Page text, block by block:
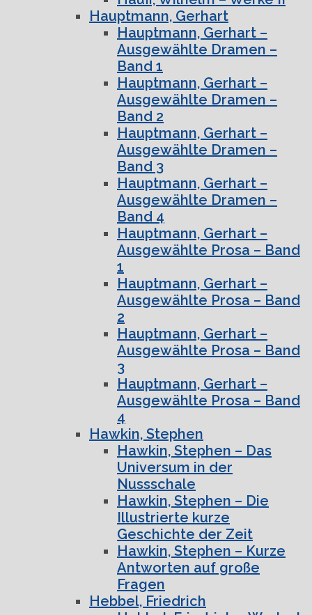
Hauptmann, Gerhart
Hauptmann, Gerhart –
Ausgewählte Dramen –
Band 1
Hauptmann, Gerhart –
Ausgewählte Dramen –
Band 2
Hauptmann, Gerhart –
Ausgewählte Dramen –
Band 3
Hauptmann, Gerhart –
Ausgewählte Dramen –
Band 4
Hauptmann, Gerhart –
Ausgewählte Prosa – Band
1
Hauptmann, Gerhart –
Ausgewählte Prosa – Band
2
Hauptmann, Gerhart –
Ausgewählte Prosa – Band
3
Hauptmann, Gerhart –
Ausgewählte Prosa – Band
4
Hawkin, Stephen
Hawkin, Stephen – Das
Universum in der
Nussschale
Hawkin, Stephen – Die
Illustrierte kurze
Geschichte der Zeit
Hawkin, Stephen – Kurze
Antworten auf große
Fragen
Hebbel, Friedrich